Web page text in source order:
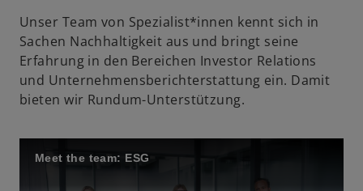
Unser Team von Spezialist*innen kennt sich in
Sachen Nachhaltigkeit aus und bringt seine
Erfahrung in den Bereichen Investor Relations
und Unternehmensberichterstattung ein. Damit
bieten wir Rundum-Unterstützung.
Meet the team: ESG
w
ir
d
i
e